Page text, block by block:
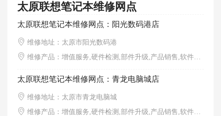
太原联想笔记本维修网点
太原联想笔记本维修网点：阳光数码港店
维修地址：太原市阳光数码港
维修产品：增值服务,硬件检测,部件升级,产品销售,软件调试,外观清洁
太原联想笔记本维修网点：青龙电脑城店
维修地址：太原市青龙电脑城
维修产品：增值服务,硬件检测,部件升级,产品销售,软件调试,外观清洁